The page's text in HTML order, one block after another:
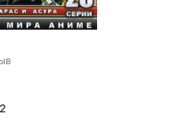
2